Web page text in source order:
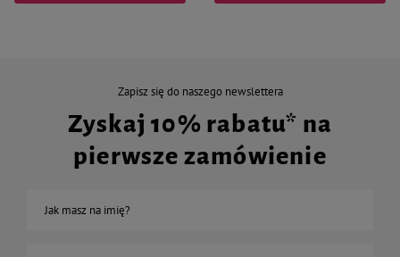
Zapisz się do naszego newslettera
Zyskaj 10% rabatu* na
pierwsze zamówienie
Jak masz na imię?